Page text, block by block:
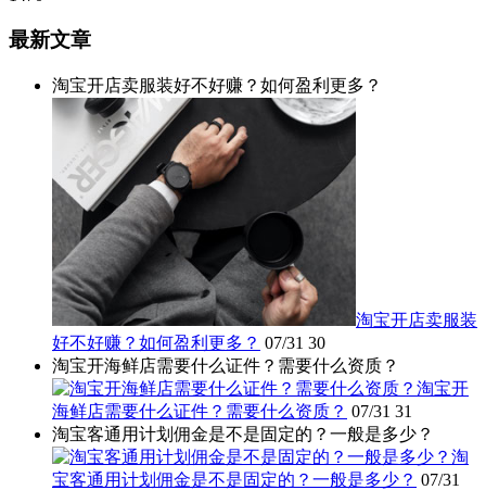
最新文章
淘宝开店卖服装好不好赚？如何盈利更多？
淘宝开店卖服装
好不好赚？如何盈利更多？ 07/31 30
淘宝开海鲜店需要什么证件？需要什么资质？
淘宝开
海鲜店需要什么证件？需要什么资质？ 07/31 31
淘宝客通用计划佣金是不是固定的？一般是多少？
淘
宝客通用计划佣金是不是固定的？一般是多少？ 07/31